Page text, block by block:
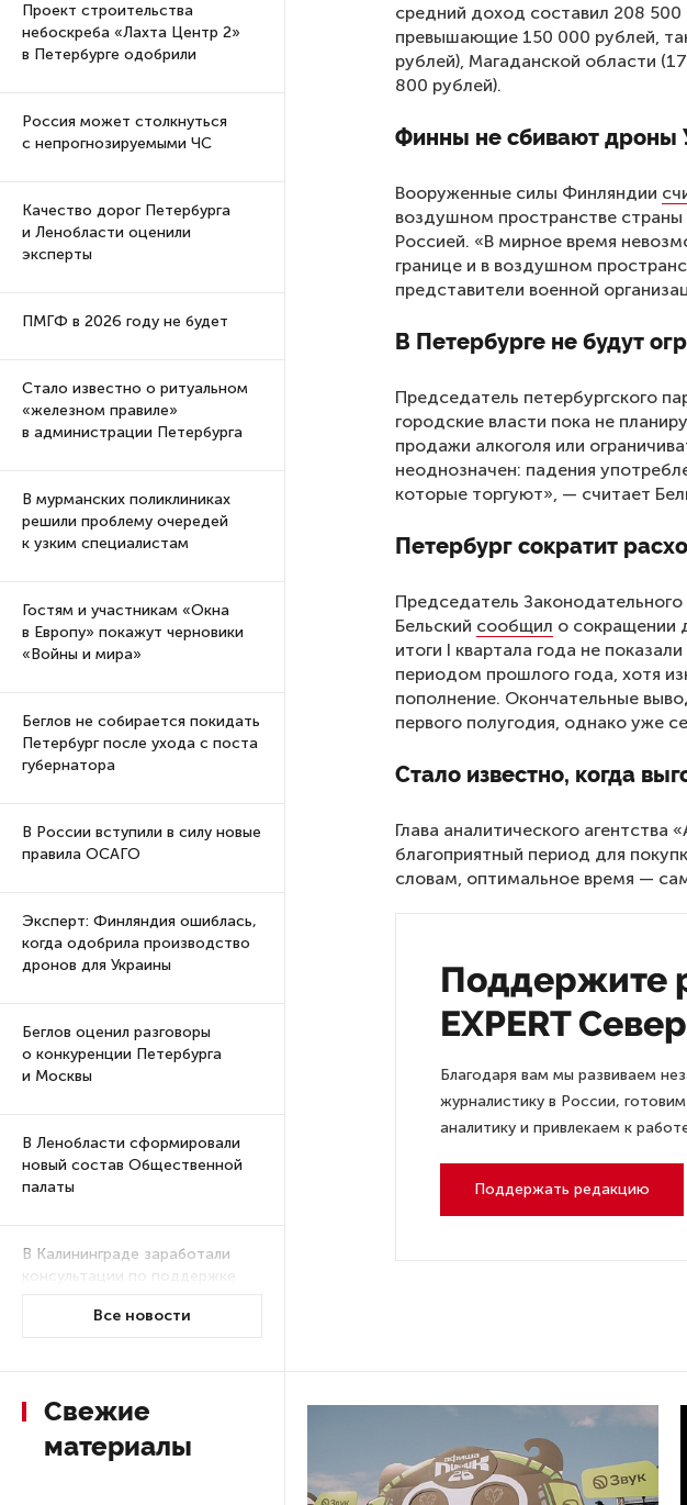
Проект строительства
небоскреба «Лахта Центр 2»
в Петербурге одобрили
Россия может столкнуться
с непрогнозируемыми ЧС
Качество дорог Петербурга
и Ленобласти оценили
эксперты
ПМГФ в 2026 году не будет
Стало известно о ритуальном
«железном правиле»
в администрации Петербурга
В мурманских поликлиниках
решили проблему очередей
к узким специалистам
Гостям и участникам «Окна
в Европу» покажут черновики
«Войны и мира»
Беглов не собирается покидать
Петербург после ухода с поста
губернатора
В России вступили в силу новые
правила ОСАГО
Эксперт: Финляндия ошиблась,
когда одобрила производство
дронов для Украины
Беглов оценил разговоры
о конкуренции Петербурга
и Москвы
В Ленобласти сформировали
новый состав Общественной
палаты
В Калининграде заработали
консультации по поддержке
и украшения
Все новости
средний доход составил 208 500
превышающие 150 000 рублей,
рублей), Магаданской области
800 рублей).
Финны не сбивают дроны
Вооруженные силы Финляндии
воздушном пространстве
Россией. «В мирное время
границе и в воздушном
представители военной
В Петербурге не будут
Председатель петербургского
городские власти пока не
продажи алкоголя или
неоднозначен: падения
которые торгуют», — считает
Петербург сократит
Председатель
Бельский сообщил о сокращении
итоги I квартала года не
периодом прошлого года, хотя
пополнение. Окончательные
первого полугодия, однако уже
Стало известно, когда
Глава аналитического агентства
благоприятный период для
словам, оптимальное время —
Поддержите
EXPERT
Благодаря вам мы развиваем
журналистику в России,
аналитику и привлекаем к
Поддержать редакцию
Свежие
материалы